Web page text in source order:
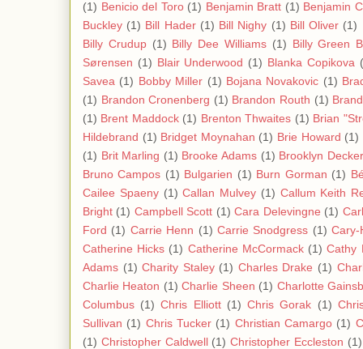
(1) Benicio del Toro (1) Benjamin Bratt (1) Benjamin
Buckley (1) Bill Hader (1) Bill Nighy (1) Bill Oliver (1)
Billy Crudup (1) Billy Dee Williams (1)
Billy Green
Sørensen (1) Blair Underwood (1) Blanka Copikova
Savea (1) Bobby Miller (1) Bojana Novakovic (1)
(1) Brandon Cronenberg (1) Brandon Routh (1)
(1) Brent Maddock (1) Brenton Thwaites (1) Brian
Hildebrand (1) Bridget Moynahan (1) Brie Howard (1)
(1) Brit Marling (1) Brooke Adams (1) Brooklyn Decker
Bruno Campos (1) Bulgarien (1) Burn Gorman (1)
Cailee Spaeny (1) Callan Mulvey (1) Callum Keith
Bright (1) Campbell Scott (1) Cara Delevingne (1)
Ford (1) Carrie Henn (1) Carrie Snodgress (1) Cary-
Catherine Hicks (1) Catherine McCormack (1) Cathy
Adams (1) Charity Staley (1) Charles Drake (1)
Charlie Heaton (1) Charlie Sheen (1) Charlotte
Columbus (1) Chris Elliott (1) Chris Gorak (1)
Sullivan (1) Chris Tucker (1) Christian Camargo (1)
(1) Christopher Caldwell (1) Christopher Eccleston (1)